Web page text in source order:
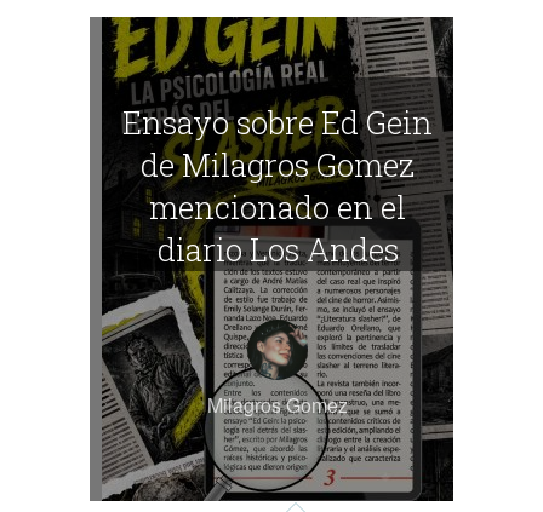
Ensayo sobre Ed Gein
de Milagros Gomez
mencionado en el
diario Los Andes
Milagros Gomez